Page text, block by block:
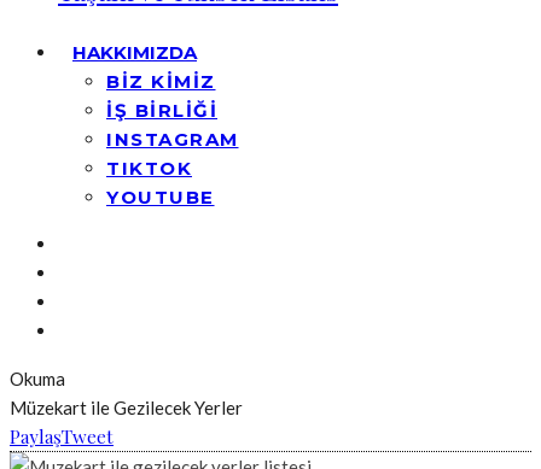
HAKKIMIZDA
BİZ KİMİZ
İŞ BİRLİĞİ
INSTAGRAM
TIKTOK
YOUTUBE
Okuma
Müzekart ile Gezilecek Yerler
PaylaşTweet